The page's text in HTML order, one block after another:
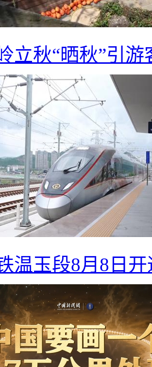
立秋“晒秋”引游
温玉段8月8日